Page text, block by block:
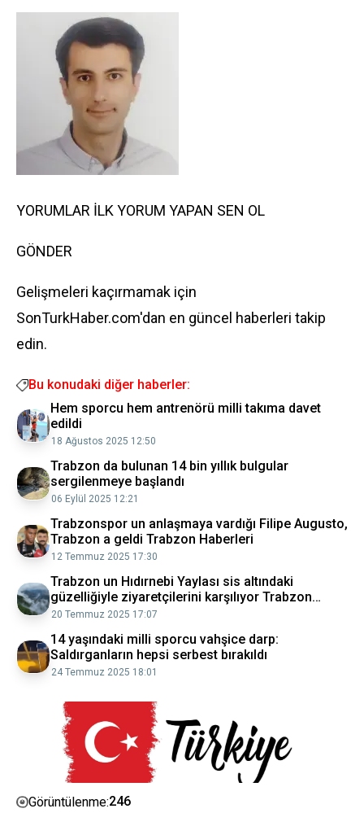
YORUMLAR İLK YORUM YAPAN SEN OL
GÖNDER
Gelişmeleri kaçırmamak için
SonTurkHaber.com'dan en güncel haberleri takip
edin.
Bu konudaki diğer haberler:
Hem sporcu hem antrenörü milli takıma davet
edildi
18 Ağustos 2025 12:50
Trabzon da bulunan 14 bin yıllık bulgular
sergilenmeye başlandı
06 Eylül 2025 12:21
Trabzonspor un anlaşmaya vardığı Filipe Augusto,
Trabzon a geldi Trabzon Haberleri
12 Temmuz 2025 17:30
Trabzon un Hıdırnebi Yaylası sis altındaki
güzelliğiyle ziyaretçilerini karşılıyor Trabzon
Haberleri
20 Temmuz 2025 17:07
14 yaşındaki milli sporcu vahşice darp:
Saldırganların hepsi serbest bırakıldı
24 Temmuz 2025 18:01
Görüntülenme:246